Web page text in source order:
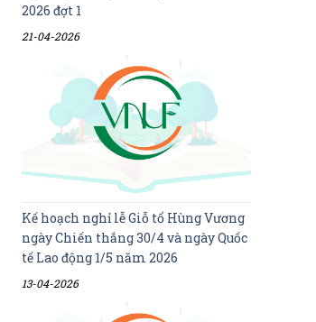
2026 đợt 1
21-04-2026
Kế hoạch nghỉ lễ Giỗ tổ Hùng Vương
ngày Chiến thắng 30/4 và ngày Quốc
tế Lao động 1/5 năm 2026
13-04-2026